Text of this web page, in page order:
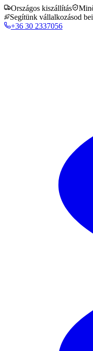
Országos kiszállítás
Segítünk vállalkozásod
+36 30 2337056